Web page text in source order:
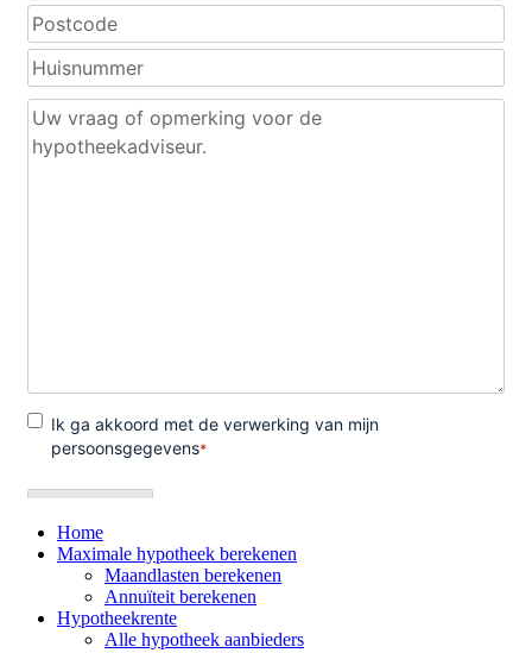
Home
Maximale hypotheek berekenen
Maandlasten berekenen
Annuïteit berekenen
Hypotheekrente
Alle hypotheek aanbieders